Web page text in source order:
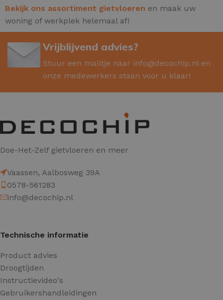
Bekijk ons assortiment gietvloeren en maak uw
woning of werkplek helemaal af!
Vrijblijvend advies?
Stuur een mailtje naar info@decochip.nlen
onze medewerkers staan voor u klaar!
Doe-Het-Zelf gietvloeren en meer
Vaassen, Aalbosweg 39A
0578-561283
info@decochip.nl
Technische informatie
Product advies
Droogtijden
Instructievideo's
Gebruikershandleidingen